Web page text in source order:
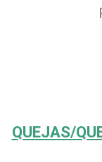
QUEJAS/